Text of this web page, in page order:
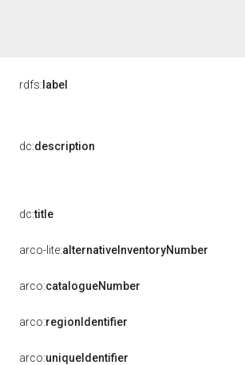
rdfs: label
dc:description
dc:title
arco-lite:alternativeInventoryNumber
arco:catalogueNumber
arco:regionIdentifier
arco:uniqueIdentifier